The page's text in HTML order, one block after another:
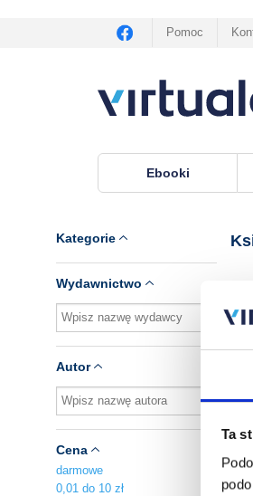
Ta
Pomoc
Ebooki
Kategorie
Wydawnictwo
Autor
Cena
darmowe
0,01 do 10 zł